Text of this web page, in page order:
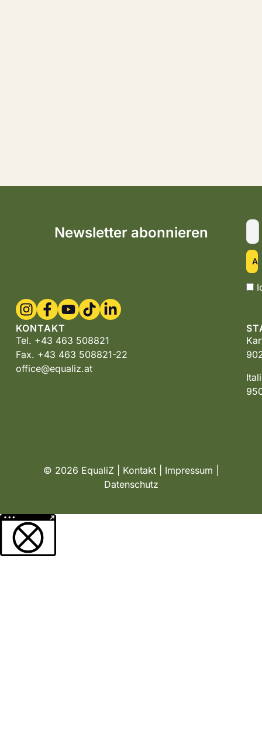
Newsletter abonnieren
KONTAKT
Tel. +43 463 508821
Fax. +43 463 508821-22
office@equaliz.at
© 2026 EqualiZ | Kontakt Impressum
Datenschutz
Weitere Informationen über den gesperrten Inhalt.